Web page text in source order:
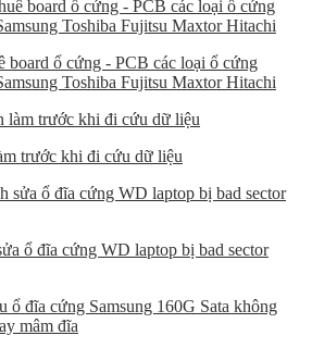
board ổ cứng - PCB các loại ổ cứng
Toshiba Fujitsu Maxtor Hitachi
trước khi đi cứu dữ liệu
ổ đĩa cứng WD laptop bị bad sector